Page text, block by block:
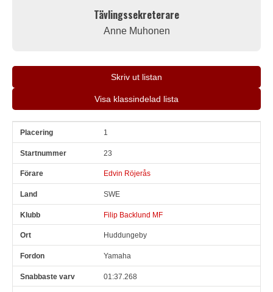
Tävlingssekreterare
Anne Muhonen
Skriv ut listan
Visa klassindelad lista
Pl Snr 1
23
Edvin Röjerås
SWE
Filip Backlund MF
Huddungeby
Yamaha
01:37.268